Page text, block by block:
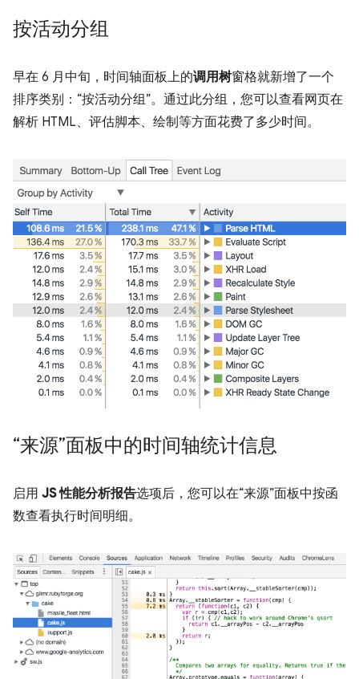
按活动分组
早在 6 月中旬，时间轴面板上的调用树窗格就新增了一个
排序类别：“按活动分组”。通过此分组，您可以查看网页在
解析 HTML、评估脚本、绘制等方面花费了多少时间。
“来源”面板中的时间轴统计信息
启用 JS 性能分析报告选项后，您可以在“来源”面板中按函
数查看执行时间明细。